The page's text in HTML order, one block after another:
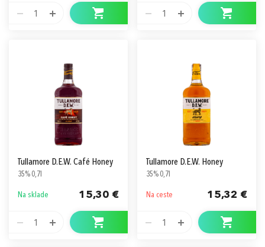
1 1
Tullamore D.E.W. Café Honey
35% 0,7l
Na sklade 15,30 €
1
Tullamore D.E.W. Honey
35% 0,7l
Na ceste 15,32 €
1